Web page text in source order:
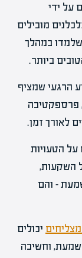
על ידי
מובילים
שלמדו במהלך
ביותר.
הרגעי שמציף
, פרספקטיבה
לאורך זמן.
הטעויות
השקעות,
– והם
יכולים
וחשיבה